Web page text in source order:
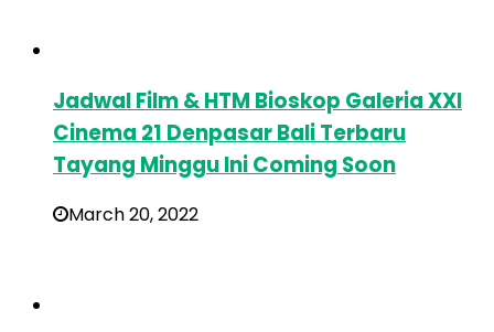
Jadwal Film & HTM Bioskop Galeria XXI
Cinema 21 Denpasar Bali Terbaru
Tayang Minggu Ini Coming Soon
March 20, 2022